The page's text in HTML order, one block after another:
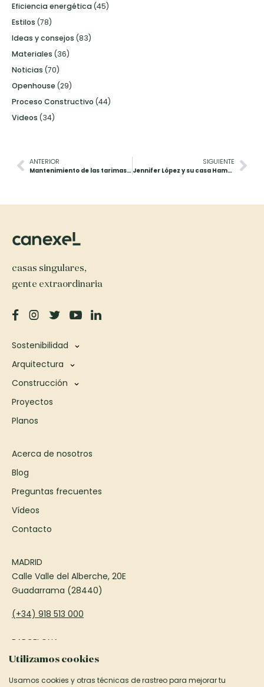
Utilizamos cookies
Usamos cookies y otras técnicas de rastreo para mejorar tu
Eficiencia energética(45)
Estilos (78)
Ideas y consejos (83)
Materiales (36)
Noticias (70)
Openhouse (29)
Proceso Constructivo (44)
Videos (34)
ANTERIOR
Mantenimiento de las tarimas de madera de porches y decks (terrazas)
SIGUIENTE
Jennifer López y su casa Hamptons
casas singulares,
gente extraordinaria
Sostenibilidad
Arquitectura
Construcción
Proyectos
Planos
Acerca de nosotros
Blog
Preguntas frecuentes
Vídeos
Contacto
MADRID
Calle Valle del Alberche, 20E
Guadarrama (28440)
(+34) 918 513 000
BARCELONA
Passeig Francesc Macià, 75